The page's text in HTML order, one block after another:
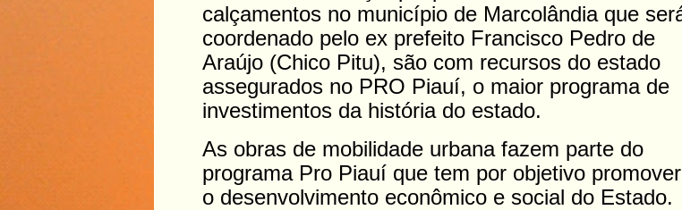
calçamentos no município de Marcolândia que
coordenado pelo ex prefeito Francisco Pedro de
Araújo (Chico Pitu), são com recursos do estado
assegurados no PRO Piauí, o maior programa de
investimentos da história do estado.
As obras de mobilidade urbana fazem parte do
programa Pro Piauí que tem por objetivo promover
o desenvolvimento econômico e social do Estado.